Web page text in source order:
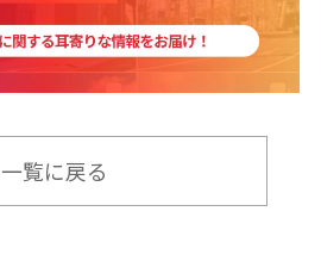
一覧に戻る